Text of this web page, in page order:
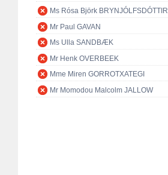
Ms Rósa Björk BRYNJÓLFSDÓTTIR
Mr Paul GAVAN
Ms Ulla SANDBÆK
Mr Henk OVERBEEK
Mme Miren GORROTXATEGI
Mr Momodou Malcolm JALLOW